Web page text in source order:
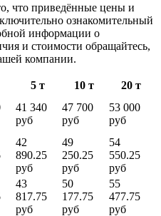
что приведённые цены и
ознакомительный
информации о
и стоимости обращайтесь,
компании.
5 т 10 т 20 т
41 340
руб
47 700
руб
53 000
руб
42
890.25
руб
49
250.25
руб
54
550.25
руб
43
817.75
руб
50
177.75
руб
55
477.75
руб